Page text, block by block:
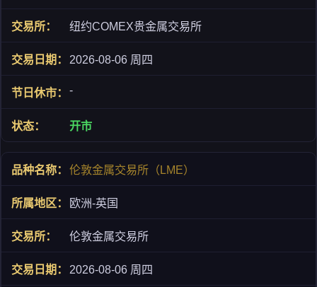
纽约COMEX贵金属交易所
2026-08-06 周四
-
开市
伦敦金属交易所（LME）
欧洲-英国
伦敦金属交易所
2026-08-06 周四